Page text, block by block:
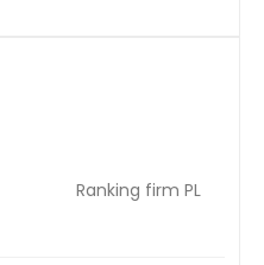
Ranking firm PL